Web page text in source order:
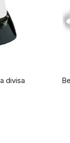
divisa